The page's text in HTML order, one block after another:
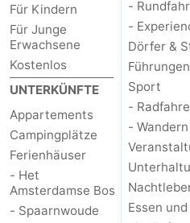
Für Kindern
Für Junge
Erwachsene
Kostenlos
UNTERKÜNFTE
Appartements
Campingplätze
Ferienhäuser
- Het
Amsterdamse Bos
- Spaarnwoude
-
-
Dörfer &
Führungen
Sport
-
- Wandern
Essen